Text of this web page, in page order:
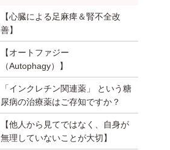
【心臓による足麻痺＆腎不全改
善】
【オートファジー
（Autophagy）】
「インクレチン関連薬」 という糖
尿病の治療薬はご存知ですか？
【他人から見てではなく、自身が
無理していないことが大切】